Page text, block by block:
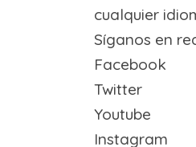
cualquier
Síganos en
Facebook
Twitter
Youtube
Instagram